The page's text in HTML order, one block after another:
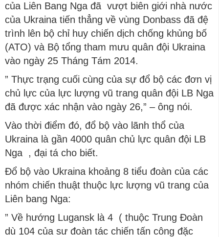
của Liên Bang Nga đã vượt biên giới nhà nước
của Ukraina tiến thẳng về vùng Donbass đã đệ
trình lên bộ chỉ huy chiến dịch chống khủng bố
(ATO) và Bộ tổng tham mưu quân đội Ukraina
vào ngày 25 Tháng Tám 2014.
” Thực trạng cuối cùng của sự đổ bộ các đơn vị
chủ lực của lực lượng vũ trang quân đội LB Nga
đã được xác nhận vào ngày 26,” – ông nói.
Vào thời điểm đó, đổ bộ vào lãnh thổ của
Ukraina là gần 4000 quân chủ lực quân đội LB
Nga , đại tá cho biết.
Đổ bộ vào Ukraina khoảng 8 tiểu đoàn của các
nhóm chiến thuật thuộc lực lượng vũ trang của
Liên bang Nga:
” Về hướng Lugansk là 4 ( thuộc Trung Đoàn
dù 104 của sư đoàn tác chiến tấn công đặc